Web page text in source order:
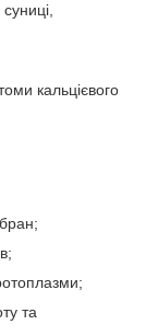
кальцієвого
та